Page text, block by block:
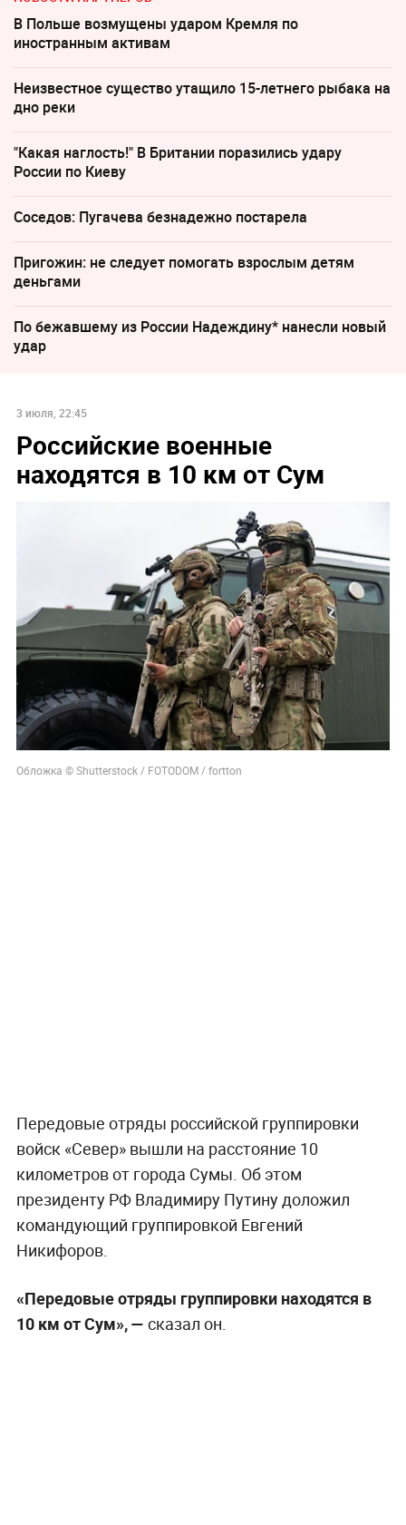
В Польше возмущены ударом Кремля по
иностранным активам
Неизвестное существо утащило 15-летнего рыбака на
дно реки
"Какая наглость!" В Британии поразились удару
России по Киеву
Соседов: Пугачева безнадежно постарела
Пригожин: не следует помогать взрослым детям
деньгами
По бежавшему из России Надеждину* нанесли новый
удар
3 июля, 22:45
Российские военные
находятся в 10 км от Сум
Обложка © Shutterstock / FOTODOM / fortton
Передовые отряды российской группировки
войск «Север» вышли на расстояние 10
километров от города Сумы. Об этом
президенту РФ Владимиру Путину доложил
командующий группировкой Евгений
Никифоров.
«Передовые отряды группировки находятся в
10 км от Сум», — сказал он.